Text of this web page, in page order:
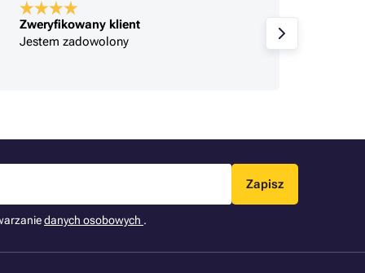
Zweryfikowany klient
Jestem zadowolony
Zapisz
danych osobowych .